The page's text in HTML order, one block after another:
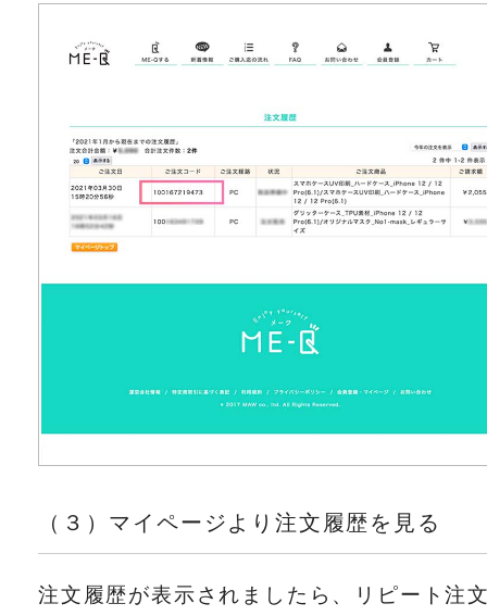
（３）マイページより注文履歴を見る
注文履歴が表示されましたら、リピート注